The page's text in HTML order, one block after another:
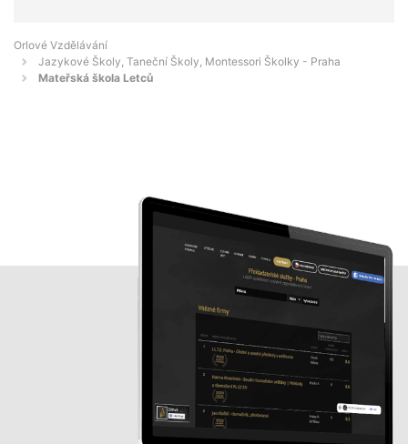
Orlové Vzdělávání
Jazykové Školy, Taneční Školy, Montessori Školky - Praha
Mateřská škola Letců